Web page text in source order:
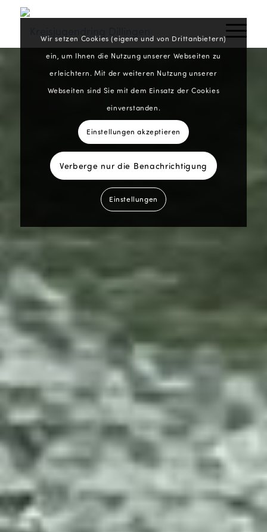
Wir setzen Cookies (eigene und von Drittanbietern)
ein, um Ihnen die Nutzung unserer Webseiten zu
erleichtern. Mit der weiteren Nutzung unserer
Webseiten sind Sie mit dem Einsatz der Cookies
einverstanden.
Einstellungen akzeptieren
Verberge nur die Benachrichtigung
Einstellungen